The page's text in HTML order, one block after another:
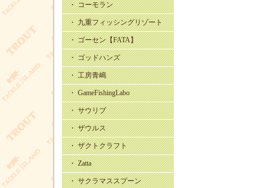
・ コーモラン
・ 九重フィッシングリゾート
・ ゴーセン【FATA】
・ ゴッドハンズ
・ 工房青嶋
・ GameFishingLabo
・ サウリブ
・ ザウルス
・ ザクトクラフト
・ Zatta
・ サクラマススプーン